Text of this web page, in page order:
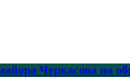
Черкасова на